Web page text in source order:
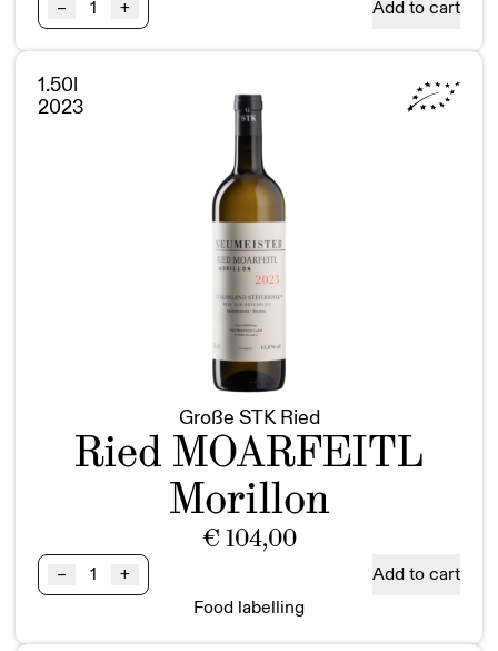
–
Ried
SAZIANI
Grauburgunder
GSTK
BIO
Magnum
+ Add to cart
1.50l
2023
Große STK Ried
Ried MOARFEITL
Morillon
€ 104,00
–
Ried
MOARFEITL
GSTK
+
Add to cart
Food labelling